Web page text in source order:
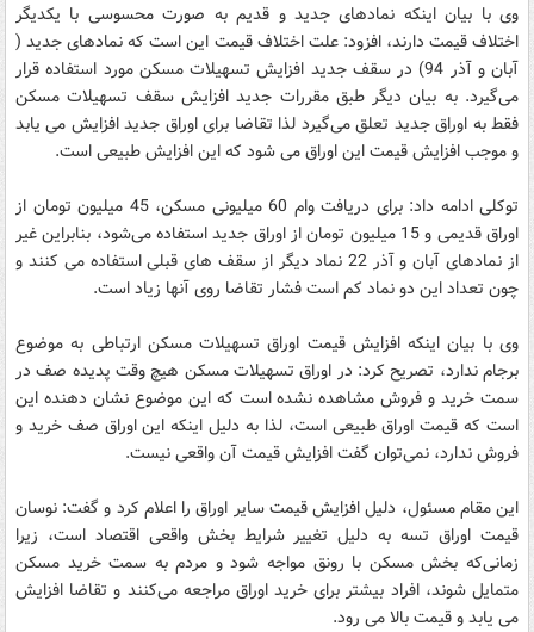
وی با بیان اینکه نمادهای جدید و قدیم به صورت محسوسی با یکدیگر
اختلاف قیمت دارند، افزود: علت اختلاف قیمت این است که نمادهای جدید (
آبان و آذر 94) در سقف جدید افزایش تسهیلات مسکن مورد استفاده قرار
می‌گیرد. به بیان دیگر طبق مقررات جدید افزایش سقف تسهیلات مسکن
فقط به اوراق جدید تعلق می‌گیرد لذا تقاضا برای اوراق جدید افزایش می یابد
و موجب افزایش قیمت این اوراق می شود که این افزایش طبیعی است.
توکلی ادامه داد: برای دریافت وام 60 میلیونی مسکن، 45 میلیون تومان از
اوراق قدیمی و 15 میلیون تومان از اوراق جدید استفاده می‌شود، بنابراین غیر
از نمادهای آبان و آذر 22 نماد دیگر از سقف های قبلی استفاده می کنند و
چون تعداد این دو نماد کم است فشار تقاضا روی آنها زیاد است.
وی با بیان اینکه افزایش قیمت اوراق تسهیلات مسکن ارتباطی به موضوع
برجام ندارد، تصریح کرد: در اوراق تسهیلات مسکن هیچ وقت پدیده صف در
سمت خرید و فروش مشاهده نشده است که این موضوع نشان دهنده این
است که قیمت اوراق طبیعی است، لذا به دلیل اینکه این اوراق صف خرید و
فروش ندارد، نمی‌توان گفت افزایش قیمت آن واقعی نیست.
این مقام مسئول، دلیل افزایش قیمت سایر اوراق را اعلام کرد و گفت: نوسان
قیمت اوراق تسه به دلیل تغییر شرایط بخش واقعی اقتصاد است، زیرا
زمانی‌که بخش مسکن با رونق مواجه شود و مردم به سمت خرید مسکن
متمایل شوند، افراد بیشتر برای خرید اوراق مراجعه می‌کنند و تقاضا افزایش
می یابد و قیمت بالا می رود.